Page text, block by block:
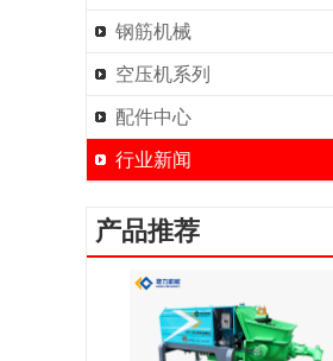
钢筋机械
空压机系列
配件中心
行业新闻
产品推荐